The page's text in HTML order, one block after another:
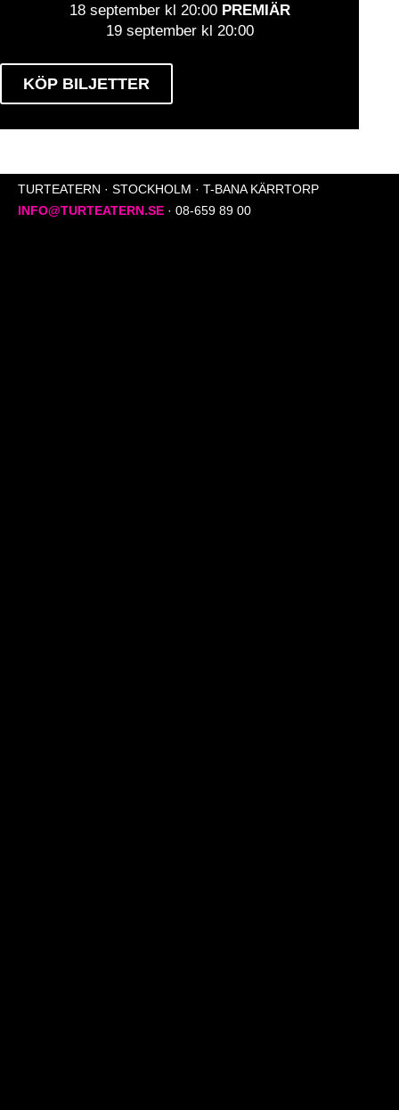
18 september kl 20:00 PREMIÄR
19 september kl 20:00
KÖP BILJETTER
TURTEATERN · STOCKHOLM · T-BANA KÄRRTORP
INFO@TURTEATERN.SE · 08-659 89 00